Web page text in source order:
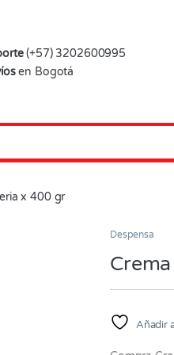
(+57) 3202600995
en Bogotá
x 400 gr
Despensa
Añadir